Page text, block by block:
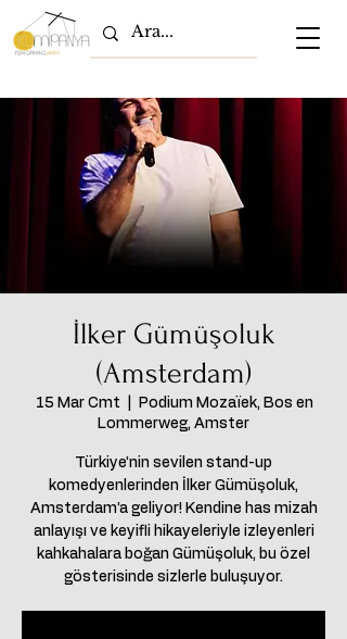
İlker Gümüşoluk
(Amsterdam)
15 Mar Cmt
Podium Mozaïek, Bos en
Lommerweg, Amster
Türkiye’nin sevilen stand-up
komedyenlerinden İlker Gümüşoluk,
Amsterdam’a geliyor! Kendine has mizah
anlayışı ve keyifli hikayeleriyle izleyenleri
kahkahalara boğan Gümüşoluk, bu özel
gösterisinde sizlerle buluşuyor.